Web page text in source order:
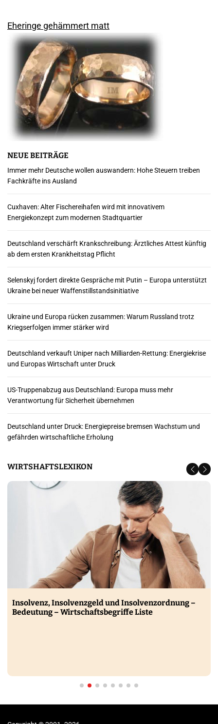
Eheringe gehämmert matt
NEUE BEITRÄGE
Immer mehr Deutsche wollen auswandern: Hohe Steuern treiben
Fachkräfte ins Ausland
Cuxhaven: Alter Fischereihafen wird mit innovativem
Energiekonzept zum modernen Stadtquartier
Deutschland verschärft Krankschreibung: Ärztliches Attest künftig
ab dem ersten Krankheitstag Pflicht
Selenskyj fordert direkte Gespräche mit Putin – Europa unterstützt
Ukraine bei neuer Waffenstillstandsinitiative
Ukraine und Europa rücken zusammen: Warum Russland trotz
Kriegserfolgen immer stärker wird
Deutschland verkauft Uniper nach Milliarden-Rettung: Energiekrise
und Europas Wirtschaft unter Druck
US-Truppenabzug aus Deutschland: Europa muss mehr
Verantwortung für Sicherheit übernehmen
Deutschland unter Druck: Energiepreise bremsen Wachstum und
gefährden wirtschaftliche Erholung
WIRTSHAFTSLEXIKON
Insolvenz, Insolvenzgeld und Insolvenzordnung –
Bedeutung – Wirtschaftsbegriffe Liste